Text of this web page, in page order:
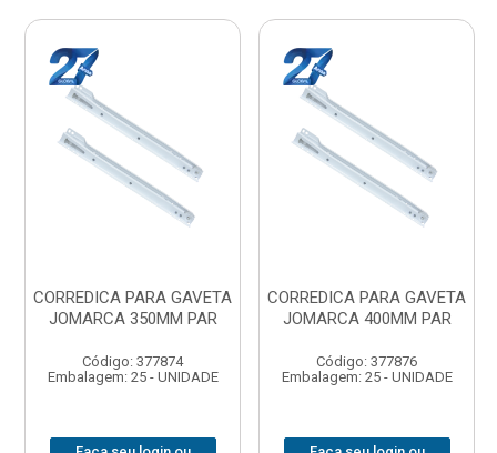
CORREDICA PARA GAVETA
JOMARCA 350MM PAR
Código: 377874
Embalagem: 25 - UNIDADE
CORREDICA PARA GAVETA
JOMARCA 400MM PAR
Código: 377876
Embalagem: 25 - UNIDADE